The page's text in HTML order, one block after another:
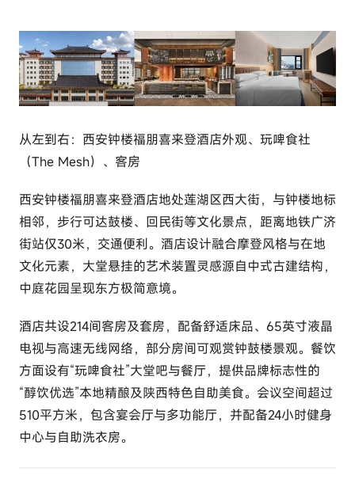
从左到右：西安钟楼福朋喜来登酒店外观、玩啤食社
（The Mesh）、客房
西安钟楼福朋喜来登酒店地处莲湖区西大街，与钟楼地标
相邻，步行可达鼓楼、回民街等文化景点，距离地铁广济
街站仅30米，交通便利。酒店设计融合摩登风格与在地
文化元素，大堂悬挂的艺术装置灵感源自中式古建结构，
中庭花园呈现东方极简意境。
酒店共设214间客房及套房，配备舒适床品、65英寸液晶
电视与高速无线网络，部分房间可观赏钟鼓楼景观。餐饮
方面设有“玩啤食社”大堂吧与餐厅，提供品牌标志性的
“醇饮优选”本地精酿及陕西特色自助美食。会议空间超过
510平方米，包含宴会厅与多功能厅，并配备24小时健身
中心与自助洗衣房。